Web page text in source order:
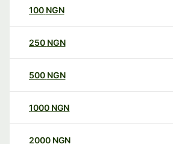
100 NGN
250 NGN
500 NGN
1000 NGN
2000 NGN